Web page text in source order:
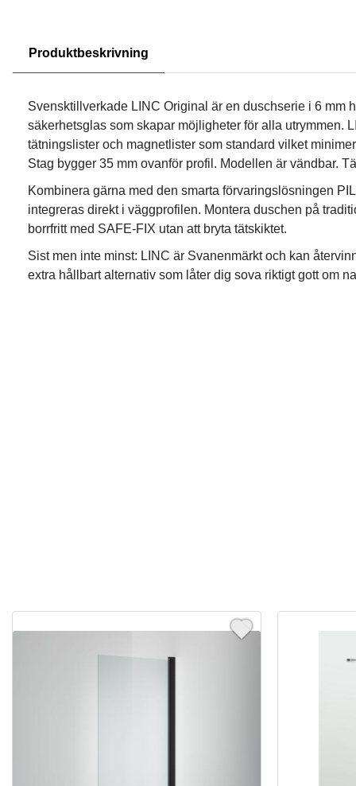
Produktbeskrivning
Svensktillverkade LINC Original är en duschserie i 6 mm
säkerhetsglas som skapar möjligheter för alla utrymmen.
tätningslister och magnetlister som standard vilket
Stag bygger 35 mm ovanför profil. Modellen är vändbar.
Kombinera gärna med den smarta förvaringslösningen
integreras direkt i väggprofilen. Montera duschen på
borrfritt med SAFE-FIX utan att bryta tätskiktet.
Sist men inte minst: LINC är Svanenmärkt och kan
extra hållbart alternativ som låter dig sova riktigt gott om